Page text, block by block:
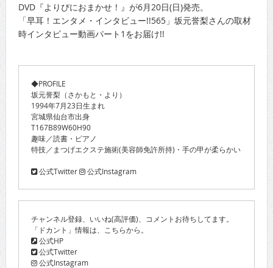
DVD『よりぴにおまかせ！』が6月20日(日)発売。
「早耳！エンタメ・インタビュー!!565」坂元誉梨さんの取材
時インタビュー動画パート1をお届け!!
◆PROFILE
坂元誉梨（さかもと・より）
1994年7月23日生まれ
宮城県仙台市出身
T167B89W60H90
趣味／読書・ピアノ
特技／まつげエクステ施術(美容師免許所持)・手の甲が柔らかい
公式Twitter 公式Instagram
チャンネル登録、いいね(高評価)、コメントお待ちしてます。
「ドカント」情報は、こちらから。
公式HP
公式Twitter
公式Instagram